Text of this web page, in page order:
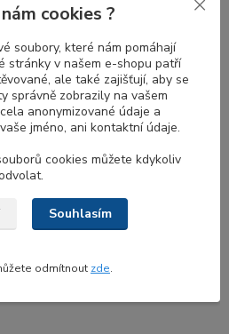
ribbon cable, je základním prvkem
v notebooku. Propojuje klávesnici
signálů mezi klávesami a
by klávesnice ztratila svoji
by nereagovaly.
pro různé modely
konstrukci je výběr
a konektivitě. Věnujte tedy
cookies ?
soubory, které nám pomáhají
stránky v našem e-shopu patří
ale také zajišťují, aby se
správně zobrazily na vašem
anonymizované údaje a
jméno, ani kontaktní údaje.
cookies můžete kdykoliv
Souhlasím
odmítnout zde.